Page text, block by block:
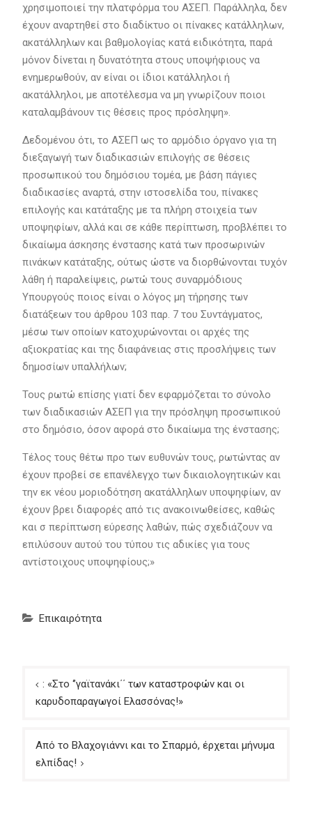
χρησιμοποιεί την πλατφόρμα του ΑΣΕΠ. Παράλληλα, δεν
έχουν αναρτηθεί στο διαδίκτυο οι πίνακες κατάλληλων,
ακατάλληλων και βαθμολογίας κατά ειδικότητα, παρά
μόνον δίνεται η δυνατότητα στους υποψήφιους να
ενημερωθούν, αν είναι οι ίδιοι κατάλληλοι ή
ακατάλληλοι, με αποτέλεσμα να μη γνωρίζουν ποιοι
καταλαμβάνουν τις θέσεις προς πρόσληψη».
Δεδομένου ότι, το ΑΣΕΠ ως το αρμόδιο όργανο για τη
διεξαγωγή των διαδικασιών επιλογής σε θέσεις
προσωπικού του δημόσιου τομέα, με βάση πάγιες
διαδικασίες αναρτά, στην ιστοσελίδα του, πίνακες
επιλογής και κατάταξης με τα πλήρη στοιχεία των
υποψηφίων, αλλά και σε κάθε περίπτωση, προβλέπει το
δικαίωμα άσκησης ένστασης κατά των προσωρινών
πινάκων κατάταξης, ούτως ώστε να διορθώνονται τυχόν
λάθη ή παραλείψεις, ρωτώ τους συναρμόδιους
Υπουργούς ποιος είναι ο λόγος μη τήρησης των
διατάξεων του άρθρου 103 παρ. 7 του Συντάγματος,
μέσω των οποίων κατοχυρώνονται οι αρχές της
αξιοκρατίας και της διαφάνειας στις προσλήψεις των
δημοσίων υπαλλήλων;
Τους ρωτώ επίσης γιατί δεν εφαρμόζεται το σύνολο
των διαδικασιών ΑΣΕΠ για την πρόσληψη προσωπικού
στο δημόσιο, όσον αφορά στο δικαίωμα της ένστασης;
Τέλος τους θέτω προ των ευθυνών τους, ρωτώντας αν
έχουν προβεί σε επανέλεγχο των δικαιολογητικών και
την εκ νέου μοριοδότηση ακατάλληλων υποψηφίων, αν
έχουν βρει διαφορές από τις ανακοινωθείσες, καθώς
και σ περίπτωση εύρεσης λαθών, πώς σχεδιάζουν να
επιλύσουν αυτού του τύπου τις αδικίες για τους
αντίστοιχους υποψηφίους;»
Επικαιρότητα
Πλοήγηση
άρθρων
: «Στο ‘’γαϊτανάκι΄΄ των καταστροφών και οι
καρυδοπαραγωγοί Ελασσόνας!»
Από το Βλαχογιάννι και το Σπαρμό, έρχεται μήνυμα
ελπίδας!